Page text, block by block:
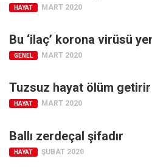
Kemal Özer
Yvonne Ridley
Ömer Kayani
Yusuf Armağan
Leyla Şerif Emin
HAYAT MART 2020
Bu ‘ilaç’ korona virüsü
GENEL MART 2020
Tuzsuz hayat ölüm getirir
HAYAT MART 2020
Ballı zerdeçal şifadır
HAYAT ŞUBAT 2020